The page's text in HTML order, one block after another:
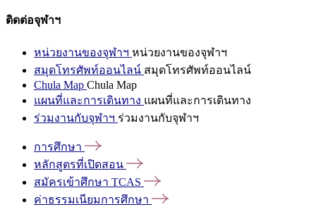
ติดต่อจุฬาฯ
หน่วยงานของจุฬาฯ หน่วยงานของจุฬาฯ
สมุดโทรศัพท์ออนไลน์ สมุดโทรศัพท์ออนไลน์
Chula Map Chula Map
แผนที่และการเดินทาง แผนที่และการเดินทาง
ร่วมงานกับจุฬาฯ ร่วมงานกับจุฬาฯ
การศึกษา
หลักสูตรที่เปิดสอน
สมัครเข้าศึกษา TCAS
ค่าธรรมเนียมการศึกษา